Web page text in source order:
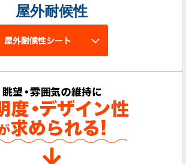
屋外耐候性